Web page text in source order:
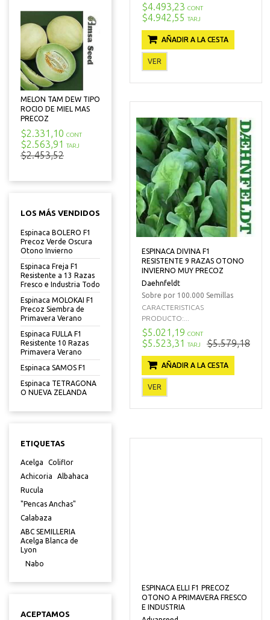
MELON TAM DEW TIPO
ROCIO DE MIEL MAS
PRECOZ
$2.331,10 CONT
$2.563,91 TARJ
$2.453,52
LOS MÁS VENDIDOS
Espinaca BOLERO F1
Precoz Verde Oscura
Otono Invierno
Espinaca Freja F1
Resistente a 13 Razas
Fresco e Industria Todo
Espinaca MOLOKAI F1
Precoz Siembra de
Primavera Verano
Espinaca FULLA F1
Resistente 10 Razas
Primavera Verano
Espinaca SAMOS F1
Espinaca TETRAGONA
O NUEVA ZELANDA
ETIQUETAS
Acelga
Coliflor
Achicoria
Albahaca
Rucula
"Pencas Anchas"
Calabaza
ABC SEMILLERIA
Acelga Blanca de
Lyon
Nabo
ACEPTAMOS
$4.493,23 CONT
$4.942,55 TARJ
AÑADIR A LA CESTA
VER
ESPINACA DIVINA F1
RESISTENTE 9 RAZAS OTONO
INVIERNO MUY PRECOZ
Daehnfeldt
Sobre por 100.000 Semillas
CARACTERISTICAS
PRODUCTO:...
$5.021,19 CONT
$5.523,31 TARJ $5.579,18
AÑADIR A LA CESTA
VER
ESPINACA ELLI F1 PRECOZ
OTONO A PRIMAVERA FRESCO
E INDUSTRIA